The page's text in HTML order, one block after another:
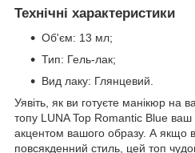
Технічні характеристики
Об'єм: 13 мл;
Тип: Гель-лак;
Вид лаку: Глянцевий.
Уявіть, як ви готуєте манікюр на
топу LUNA Top Romantic Blue
акцентом вашого образу. А якщо
повсякденний стиль, цей топ